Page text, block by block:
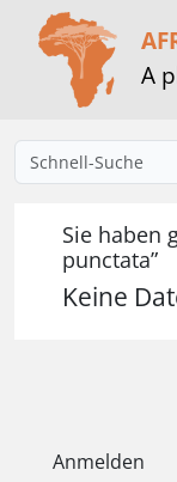
A
Sie haben
punctata”
Keine
Anmelden